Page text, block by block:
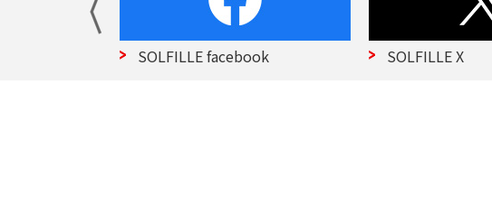
SOLFILLE facebook SOLFILLE X